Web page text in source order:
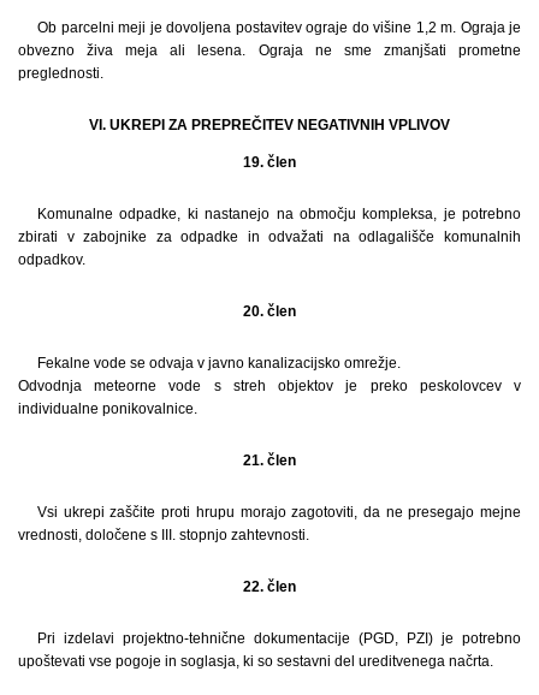
Ob parcelni meji je dovoljena postavitev ograje do višine 1,2 m. Ograja je
obvezno živa meja ali lesena. Ograja ne sme zmanjšati prometne
preglednosti.
VI. UKREPI ZA PREPREČITEV NEGATIVNIH VPLIVOV
19. člen
Komunalne odpadke, ki nastanejo na območju kompleksa, je potrebno
zbirati v zabojnike za odpadke in odvažati na odlagališče komunalnih
odpadkov.
20. člen
Fekalne vode se odvaja v javno kanalizacijsko omrežje.
Odvodnja meteorne vode s streh objektov je preko peskolovcev v
individualne ponikovalnice.
21. člen
Vsi ukrepi zaščite proti hrupu morajo zagotoviti, da ne presegajo mejne
vrednosti, določene s III. stopnjo zahtevnosti.
22. člen
Pri izdelavi projektno-tehnične dokumentacije (PGD, PZI) je potrebno
upoštevati vse pogoje in soglasja, ki so sestavni del ureditvenega načrta.